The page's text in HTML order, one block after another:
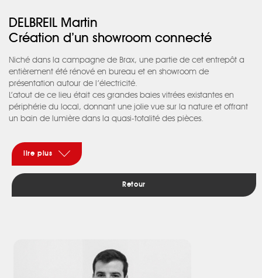
DELBREIL Martin
Création d’un showroom connecté
Niché dans la campagne de Brax, une partie de cet entrepôt a
entièrement été rénové en bureau et en showroom de
présentation autour de l’électricité.
L’atout de ce lieu était ces grandes baies vitrées existantes en
périphérie du local, donnant une jolie vue sur la nature et offrant
un bain de lumière dans la quasi-totalité des pièces.
essentiellement travaillé autour d’une ambiance naturelle, avec
des éléments comme le bois, l’intégration de plantes ou encore
un papier peint panoramique faisant écho à la nature. L’escalier
permettant d’accéder à l’étage a également été repensé.
L’objectif était d’avoir un escalier épuré et léger, de manière à
mis en valeur par notre travail d’aménagement.
Le souhait ici a été de montrer le
potentiel qu’un éclairage peut apporter à un espace.
lire plus
Retour